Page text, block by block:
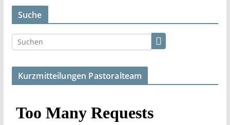
Suche
Kurzmitteilungen Pastoralteam